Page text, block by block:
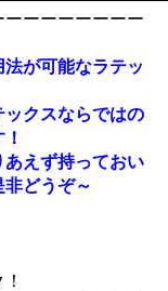
ーーーーーーー
が可能なラテッ
クスならではの
えず持っておい
どうぞ～